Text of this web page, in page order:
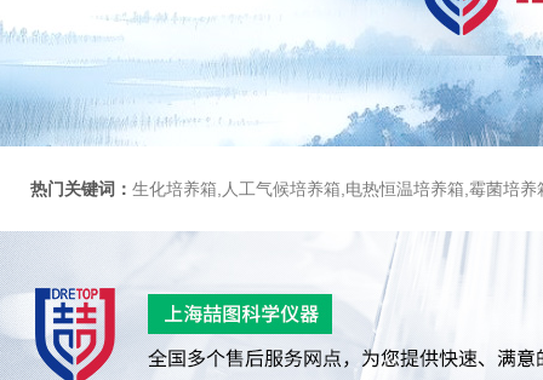
热门关键词： 生化培养箱,人工气候培养箱,电热恒温培养箱,霉菌培